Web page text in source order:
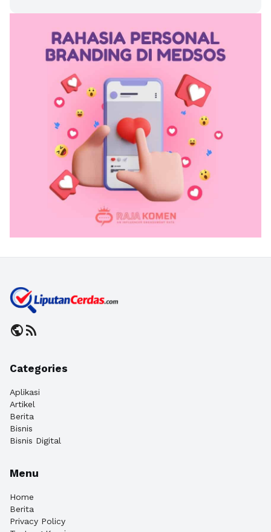
publicrss_feed
Categories
Aplikasi
Artikel
Berita
Bisnis
Bisnis Digital
Menu
Home
Berita
Privacy Policy